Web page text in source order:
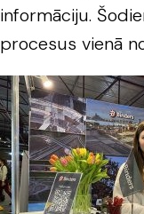
informāciju.
procesus vienā